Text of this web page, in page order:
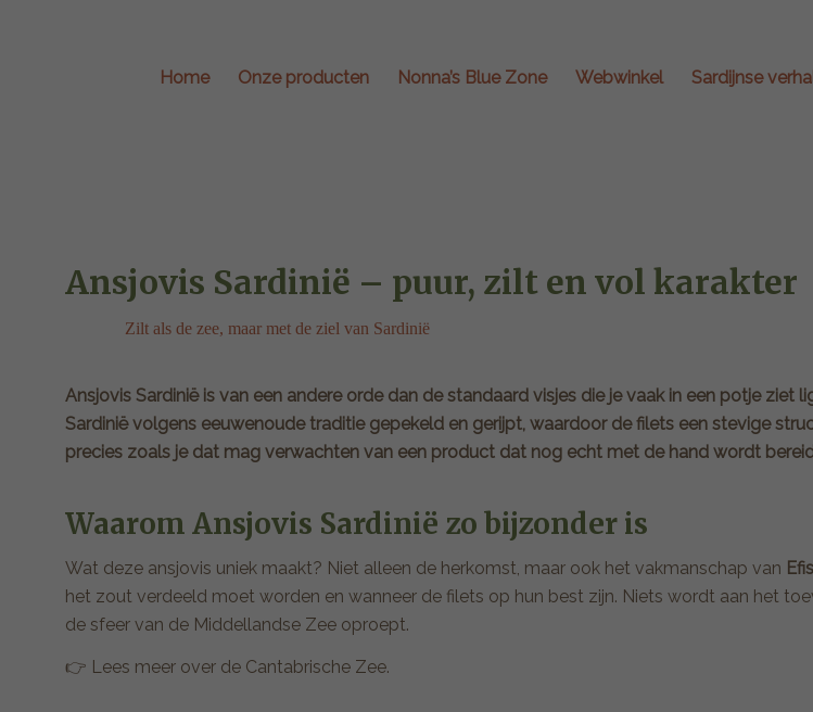
Home Onze producten Nonna’s Blue Zone Webwinkel Sardijnse
Ansjovis Sardinië – puur, zilt en vol karakter
Zilt als de zee, maar met de ziel van Sardinië
Ansjovis Sardinië is van een andere orde dan de standaard visjes die je vaak in een potje
Sardinië volgens eeuwenoude traditie gepekeld en gerijpt, waardoor de filets een stevige
precies zoals je dat mag verwachten van een product dat nog echt met de hand wordt
Waarom Ansjovis Sardinië zo bijzonder is
Wat deze ansjovis uniek maakt? Niet alleen de herkomst, maar ook het vakmanschap van
het zout verdeeld moet worden en wanneer de filets op hun best zijn. Niets wordt aan het
de sfeer van de Middellandse Zee oproept.
👉 Lees meer over de Cantabrische Zee.